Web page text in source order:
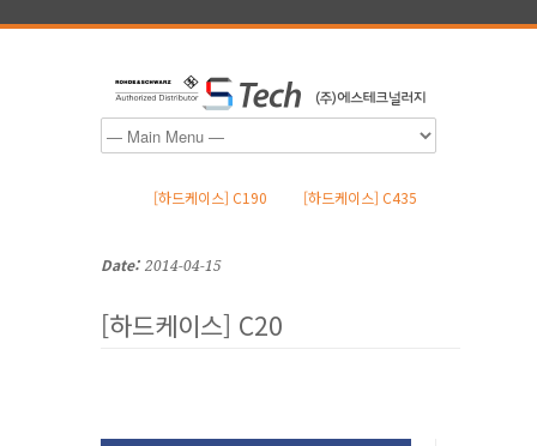
[하드케이스] C190 [하드케이스] C435
Date: 2014-04-15
[하드케이스] C20